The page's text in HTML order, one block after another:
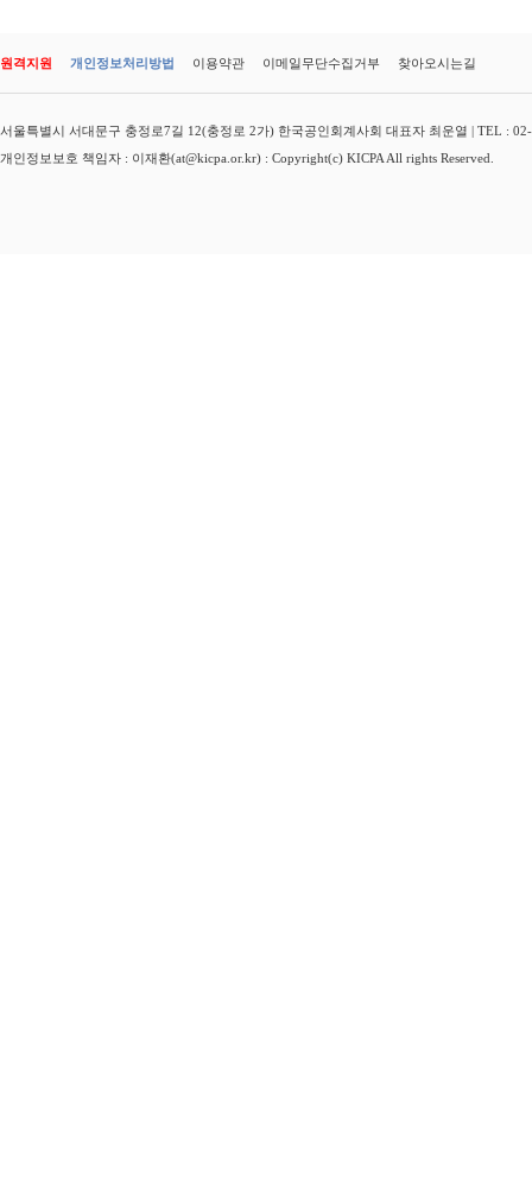
원격지원 개인정보처리방법 이용약관 이메일무단수집거부 찾아오시는길
서울특별시 서대문구 충정로7길 12(충정로 2가) 한국공인회계사회 대표자 최운열 | TEL :
개인정보보호 책임자 : 이재환(at@kicpa.or.kr) : Copyright(c) KICPA All rights Reserved.